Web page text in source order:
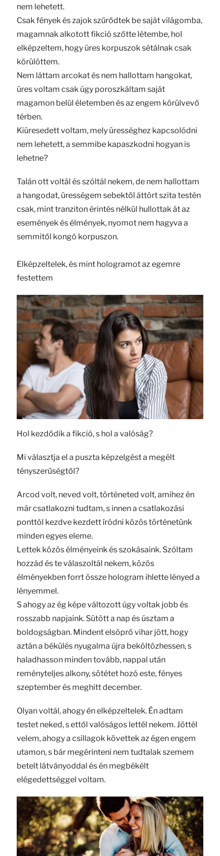
nem lehetett.
Csak fények és zajok szűrődtek be saját világomba,
magamnak alkotott fikció szőtte létembe, hol
elképzeltem, hogy üres korpuszok sétálnak csak
körülöttem.
Nem láttam arcokat és nem hallottam hangokat,
üres voltam csak úgy poroszkáltam saját
magamon belül életemben és az engem körülvevő
térben.
Kiüresedett voltam, mely ürességhez kapcsolódni
nem lehetett, a semmibe kapaszkodni hogyan is
lehetne?
Talán ott voltál és szóltál nekem, de nem hallottam
a hangodat, ürességem sebektől áttört szita testén
csak, mint tranziton érintés nélkül hullottak át az
események és élmények, nyomot nem hagyva a
semmitől kongó korpuszon.
Elképzeltelek, és mint hologramot az egemre
festettem
Hol kezdődik a fikció, s hol a valóság?
Mi választja el a puszta képzelgést a megélt
tényszerűségtől?
Arcod volt, neved volt, történeted volt, amihez én
már csatlakozni tudtam, s innen a csatlakozási
ponttól kezdve kezdett íródni közös történetünk
minden egyes eleme.
Lettek közös élményeink és szokásaink. Szóltam
hozzád és te válaszoltál nekem, közös
élményekben forrt össze hologram ihlette lényed a
lényemmel.
S ahogy az ég képe változott úgy voltak jobb és
rosszabb napjaink. Sütött a nap és úsztam a
boldogságban. Mindent elsöprő vihar jött, hogy
aztán a békülés nyugalma újra beköltözhessen, s
haladhasson minden tovább, nappal után
reményteljes alkony, sötétet hozó este, fényes
szeptember és meghitt december.
Olyan voltál, ahogy én elképzeltelek. Én adtam
testet neked, s ettől valóságos lettél nekem. Jöttél
velem, ahogy a csillagok követtek az égen engem
utamon, s bár megérinteni nem tudtalak szemem
betelt látványoddal és én megbékélt
elégedettséggel voltam.